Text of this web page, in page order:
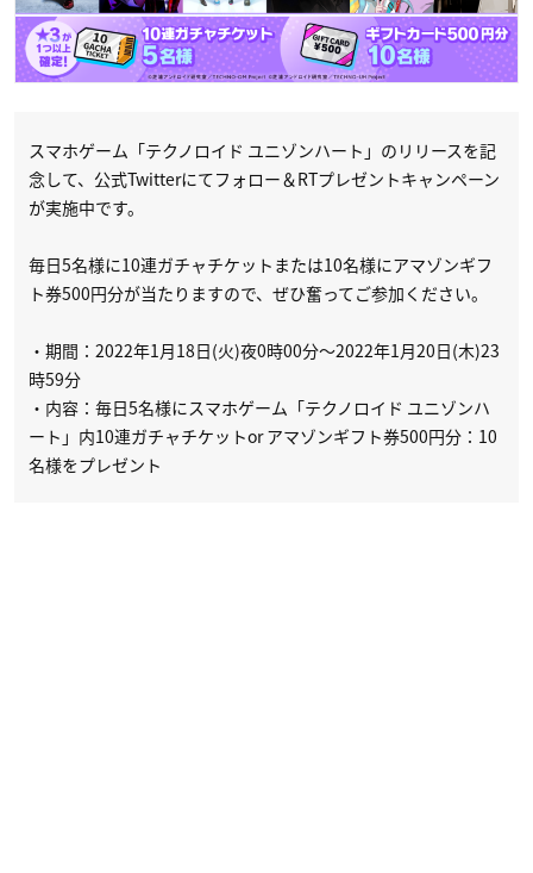
スマホゲーム「テクノロイド ユニゾンハート」のリリースを記
念して、公式Twitterにてフォロー＆RTプレゼントキャンペーン
が実施中です。
毎日5名様に10連ガチャチケットまたは10名様にアマゾンギフ
ト券500円分が当たりますので、ぜひ奮ってご参加ください。
・期間：2022年1月18日(火)夜0時00分〜2022年1月20日(木)23
時59分
・内容：毎日5名様にスマホゲーム「テクノロイド ユニゾンハ
ート」内10連ガチャチケットor アマゾンギフト券500円分：10
名様をプレゼント